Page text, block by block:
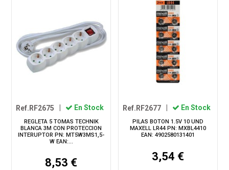
Ref.RF2675 En Stock
REGLETA 5 TOMAS TECHNIK
BLANCA 3M CON PROTECCION
INTERUPTOR PN: MT5W3MS1,5-
W EAN:...
8,53 €
Ref.RF2677 En Stock
PILAS BOTON 1.5V 10 UND
MAXELL LR44 PN: MXBL4410
EAN: 4902580131401
3,54 €